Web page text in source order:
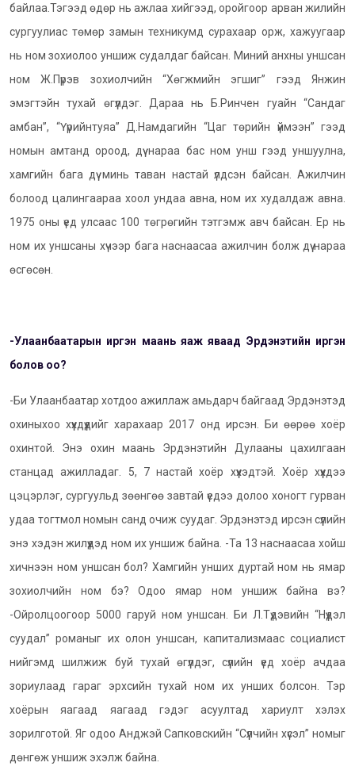
байлаа.Тэгээд өдөр нь ажлаа хийгээд, оройгоор арван жилийн
сургуулиас төмөр замын техникумд сурахаар орж, хажуугаар
нь ном зохиолоо уншиж судалдаг байсан. Миний анхны уншсан
ном Ж.Пүрэв зохиолчийн “Хөгжмийн эгшиг” гээд Янжин
эмэгтэйн тухай өгүүлдэг. Дараа нь Б.Ринчен гуайн “Сандаг
амбан”, “Үүрийнтуяа” Д.Намдагийн “Цаг төрийн үймээн” гээд
номын амтанд ороод, дүү нараа бас ном унш гээд уншуулна,
хамгийн бага дүү минь таван настай үлдсэн байсан. Ажилчин
болоод цалингаараа хоол ундаа авна, ном их худалдаж авна.
1975 оны үед улсаас 100 төгрөгийн тэтгэмж авч байсан. Ер нь
ном их уншсаны хүчээр бага наснаасаа ажилчин болж дүү нараа
өсгөсөн.
-Улаанбаатарын иргэн маань яаж яваад Эрдэнэтийн иргэн
болов оо?
-Би Улаанбаатар хотдоо ажиллаж амьдарч байгаад Эрдэнэтэд
охиныхоо хүүхдүүдийг харахаар 2017 онд ирсэн. Би өөрөө хоёр
охинтой. Энэ охин маань Эрдэнэтийн Дулааны цахилгаан
станцад ажилладаг. 5, 7 настай хоёр хүүхэдтэй. Хоёр хүүхдээ
цэцэрлэг, сургуульд зөөнгөө завтай үедээ долоо хоногт гурван
удаа тогтмол номын санд очиж суудаг. Эрдэнэтэд ирсэн сүүлийн
энэ хэдэн жилүүдэд ном их уншиж байна. -Та 13 наснаасаа хойш
хичнээн ном уншсан бол? Хамгийн унших дуртай ном нь ямар
зохиолчийн ном бэ? Одоо ямар ном уншиж байна вэ?
-Ойролцоогоор 5000 гаруй ном уншсан. Би Л.Түдэвийн “Нүүдэл
суудал” романыг их олон уншсан, капитализмаас социалист
нийгэмд шилжиж буй тухай өгүүлдэг, сүүлийн үед хоёр ачдаа
зориулаад гараг эрхсийн тухай ном их унших болсон. Тэр
хоёрын яагаад яагаад гэдэг асуултад хариулт хэлэх
зорилготой. Яг одоо Анджэй Сапковскийн “Сүүлчийн хүсэл” номыг
дөнгөж уншиж эхэлж байна.